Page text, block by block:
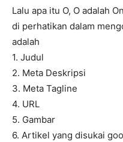
Lalu apa itu O, O adalah
di perhatikan dalam
adalah
1. Judul
2. Meta Deskripsi
3. Meta Tagline
4. URL
5. Gambar
6. Artikel yang disukai